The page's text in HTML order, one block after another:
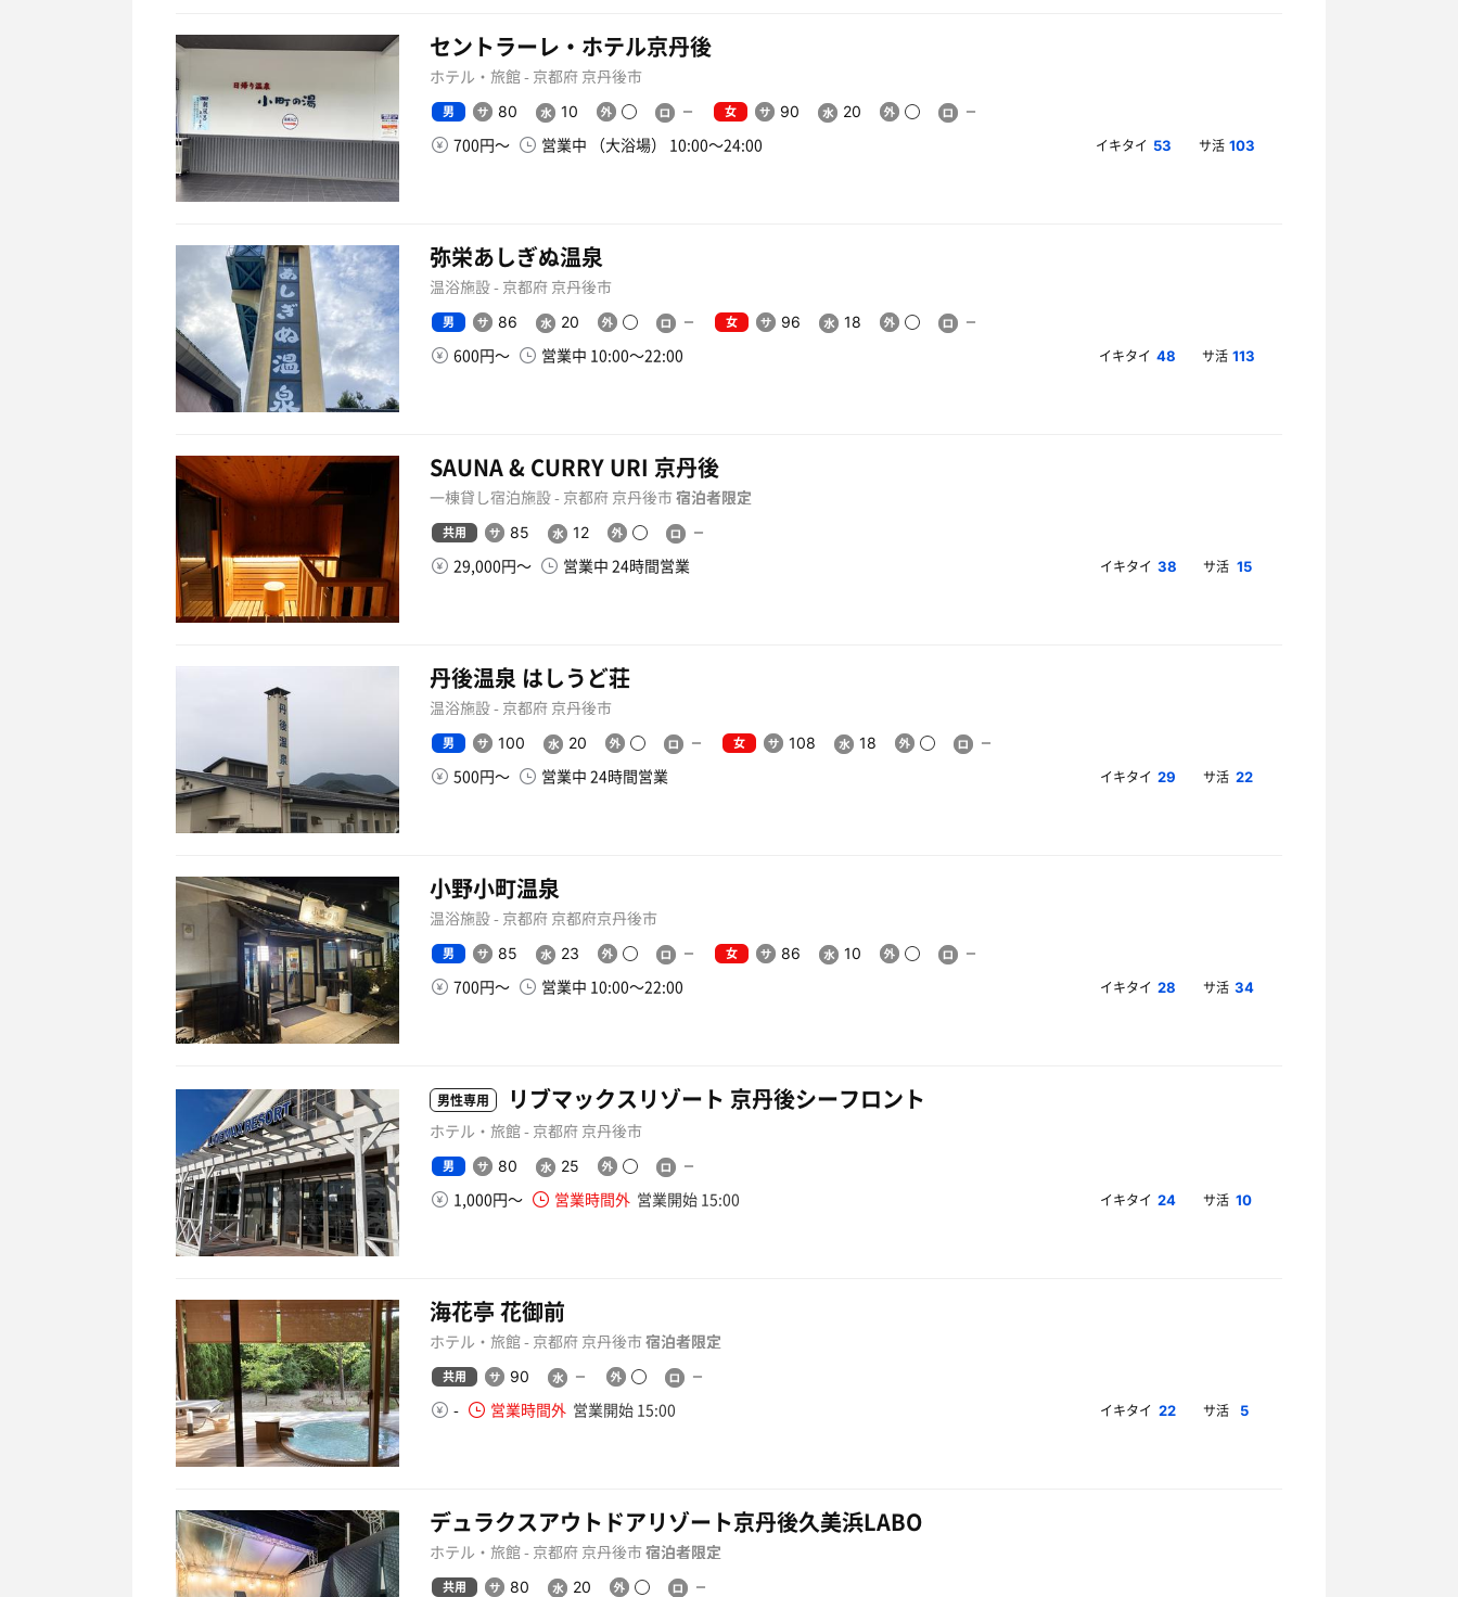
セントラーレ・ホテル京丹後
ホテル・旅館 - 京都府 京丹後市
男 80 10 女 90 20
700円〜 営業中 （大浴場） 10:00〜24:00 イキタイ 53 サ活 103
弥栄あしぎぬ温泉
温浴施設 - 京都府 京丹後市
男 86 20 女 96 18
600円〜 営業中 10:00〜22:00 イキタイ 48 サ活 113
SAUNA & CURRY URI 京丹後
一棟貸し宿泊施設 - 京都府 京丹後市宿泊者限定
共用 85 12
29,000円〜 営業中 24時間営業 イキタイ 38 サ活 15
丹後温泉 はしうど荘
温浴施設 - 京都府 京丹後市
男 100 20 女 108 18
500円〜 営業中 24時間営業 イキタイ 29 サ活 22
小野小町温泉
温浴施設 - 京都府 京都府京丹後市
男 85 23 女 86 10
700円〜 営業中 10:00〜22:00 イキタイ 28 サ活 34
男性専用 リブマックスリゾート 京丹後シーフロント
ホテル・旅館 - 京都府 京丹後市
男 80 25
1,000円〜 営業時間外 営業開始 15:00 イキタイ 24 サ活 10
海花亭 花御前
ホテル・旅館 - 京都府 京丹後市宿泊者限定
共用 90
- 営業時間外 営業開始 15:00 イキタイ 22 サ活 5
デュラクスアウトドアリゾート京丹後久美浜LABO
ホテル・旅館 - 京都府 京丹後市宿泊者限定
共用 80 20